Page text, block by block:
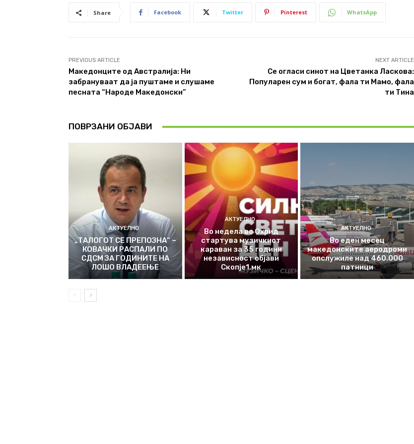
Share Facebook Twitter Pinterest WhatsApp
PREVIOUS ARTICLE
Македонците од Австралија: Ни
забрануваат да ја пуштаме и слушаме
песната “Народе Македонски”
NEXT ARTICLE
Се огласи синот на Цветанка Ласкова:
Популарен сум и богат, фала ти Мамо, фала
ти Тина
ПОВРЗАНИ ОБЈАВИ
АКТУЕЛНО
„ТАЛОГОТ СЕ ПРЕПОЗНА“ –
КОВАЧКИ РАСПАЛИ ПО
СДСМ ЗА ГОДИНИТЕ НА
ЛОШО ВЛАДЕЕЊЕ
АКТУЕЛНО
Во недела во Охрид
стартува музичкиот
караван за 35 години
независност објави
Скопје1.мк
АКТУЕЛНО
Во еден месец
македонските аеродроми
опслужиле над 460.000
патници